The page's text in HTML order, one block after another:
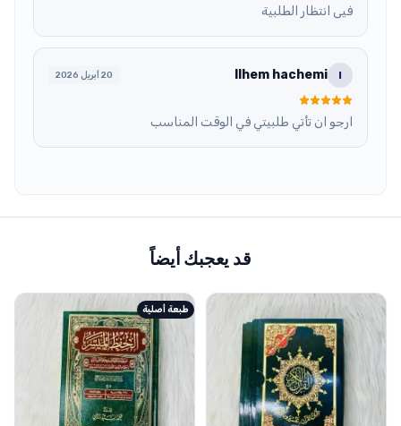
فيى انتظار الطلبية
I
Ilhem hachemi 20 أبريل 2026
ارجو ان تأتي طلبيتي في الوقت المناسب
قد يعجبك أيضاً
طبعة أصلية